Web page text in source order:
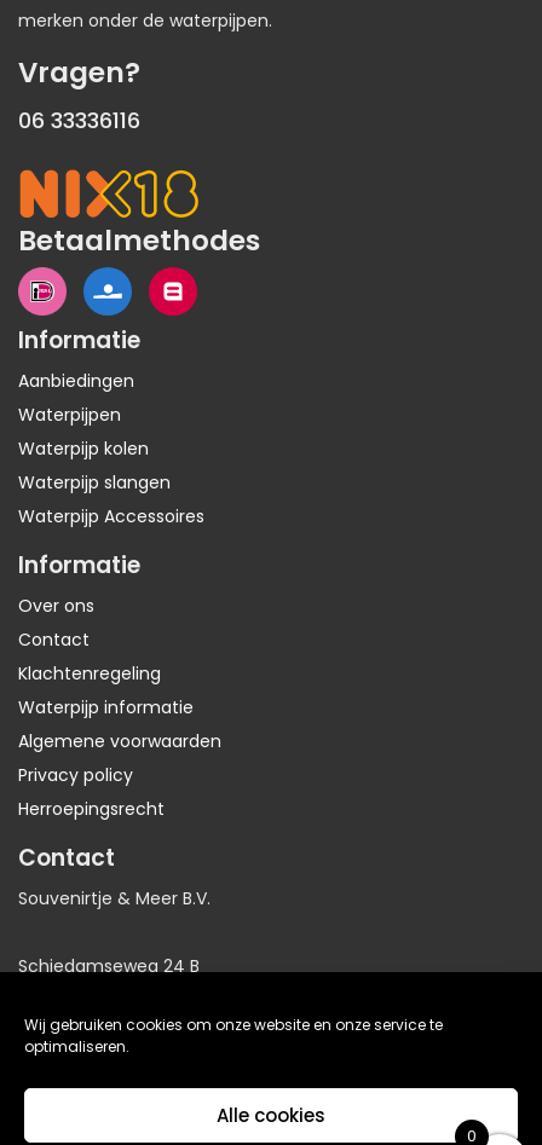
Wij gebruiken cookies om onze website en onze service te
optimaliseren.
Alle cookies
merken onder de waterpijpen.
Vragen?
06 33336116
Betaalmethodes
Informatie
Aanbiedingen
Waterpijpen
Waterpijp kolen
Waterpijp slangen
Waterpijp Accessoires
Informatie
Over ons
Contact
Klachtenregeling
Waterpijp informatie
Algemene voorwaarden
Privacy policy
Herroepingsrecht
Contact
Souvenirtje & Meer B.V.
Schiedamseweg 24 B
Nederland
KvK: 81064705
0